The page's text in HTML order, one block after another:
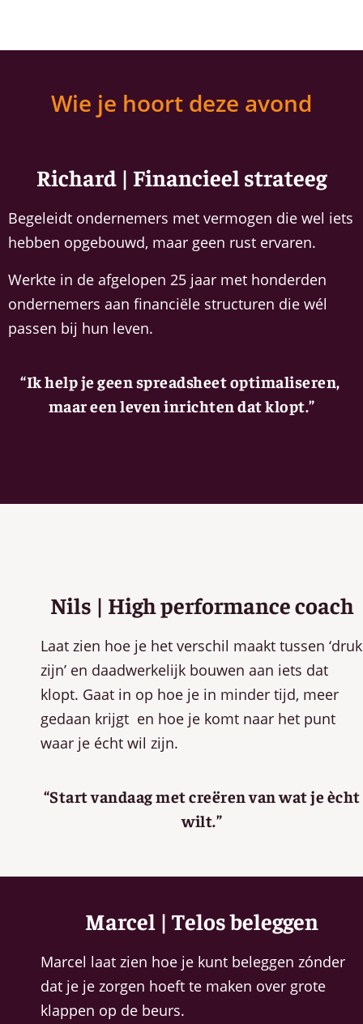
Wie je hoort deze avond
Richard | Financieel strateeg
Begeleidt ondernemers met vermogen die wel iets
hebben opgebouwd, maar geen rust ervaren.
Werkte in de afgelopen 25 jaar met honderden
ondernemers aan financiële structuren die wél
passen bij hun leven.
“Ik help je geen spreadsheet optimaliseren,
maar een leven inrichten dat klopt.”
Nils | High performance coach
Laat zien hoe je het verschil maakt tussen ‘druk
zijn’ en daadwerkelijk bouwen aan iets dat
klopt. Gaat in op hoe je in minder tijd, meer
gedaan krijgt en hoe je komt naar het punt
waar je écht wil zijn.
“Start vandaag met creëren van wat je ècht
wilt.”
Marcel | Telos beleggen
Marcel laat zien hoe je kunt beleggen zónder
dat je je zorgen hoeft te maken over grote
klappen op de beurs.